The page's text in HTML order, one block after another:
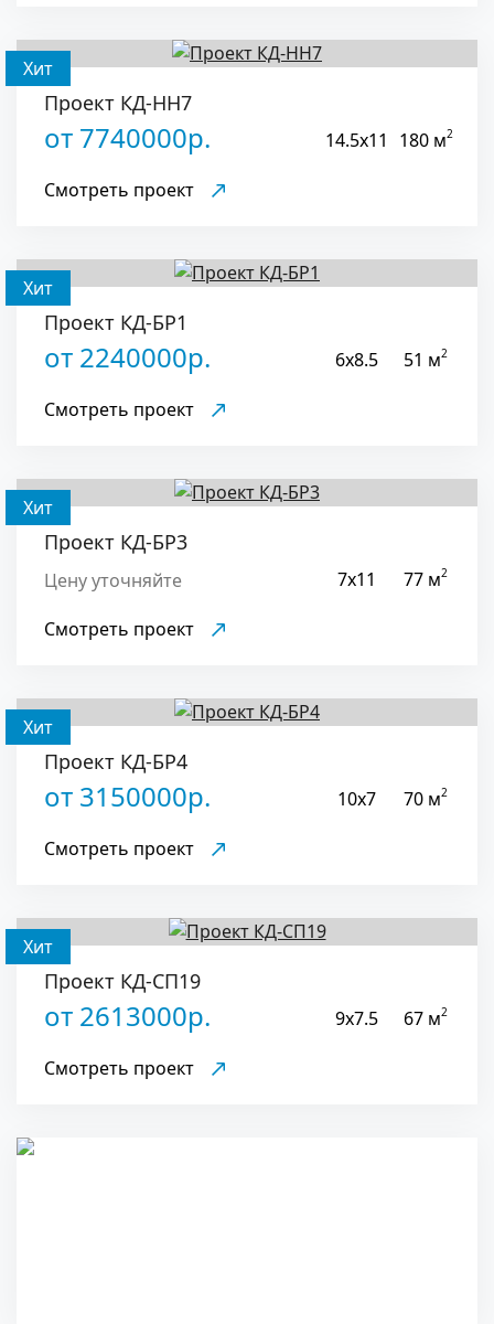
Хит
Проект КД-НН7
от 7740000р.
Смотреть проект
14.5x11 180 м2
Хит
Проект КД-БР1
от 2240000р.
Смотреть проект
6x8.5 51 м2
Хит
Проект КД-БР3
Цену уточняйте
Смотреть проект
7x11 77 м2
Хит
Проект КД-БР4
от 3150000р.
Смотреть проект
10x7 70 м2
Хит
Проект КД-СП19
от 2613000р.
Смотреть проект
9x7.5 67 м2